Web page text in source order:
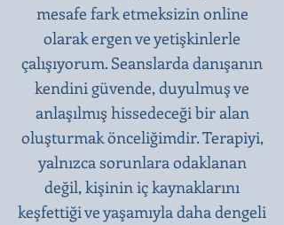
mesafe fark etmeksizin online
olarak ergen ve yetişkinlerle
çalışıyorum. Seanslarda danışanın
kendini güvende, duyulmuş ve
anlaşılmış hissedeceği bir alan
oluşturmak önceliğimdir. Terapiyi,
yalnızca sorunlara odaklanan
değil, kişinin iç kaynaklarını
keşfettiği ve yaşamıyla daha dengeli